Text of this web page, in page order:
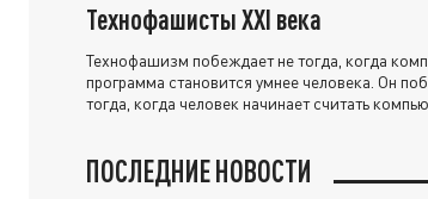
Технофашисты XXI века
Технофашизм побеждает не тогда, когда
программа становится умнее человека. Он
тогда, когда человек начинает считать
ПОСЛЕДНИЕ НОВОСТИ